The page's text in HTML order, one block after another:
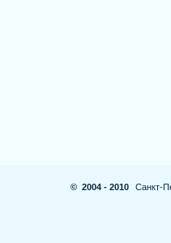
© 2004 - 2010 Санкт-